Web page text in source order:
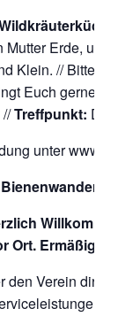
Erde,
Klein. // Bitte
Euch gerne
//Treffpunkt:
unter
Ort.
Verein